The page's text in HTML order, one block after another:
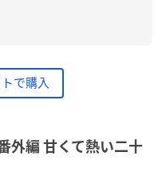
で購入
外編 甘くて熱い二十